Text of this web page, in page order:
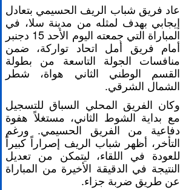
عاد فريق شباب الريف الحسيمي بتعادل
إيجابي بهدف لمثله من مدينة سلا، في
المباراة التي جمعته اليوم الأحد 15 دجنبر
أمام فريق أمل اتحاد تواركة، ضمن
منافسات الجولة التاسعة من بطولة
القسم الوطني الثاني هواة، شطر
الشمال الشرقي.
وكان الفريق المحلي السباق للتسجيل
مع بداية الشوط الثاني، مستغلاً هفوة
دفاعية من الفريق الحسيمي. ورغم
التأخر، أظهر شباب الريف إصراراً كبيراً
للعودة في اللقاء، ليتمكن من تعديل
النتيجة في الدقيقة الأخيرة من المباراة
عن طريق ضربة جزاء.